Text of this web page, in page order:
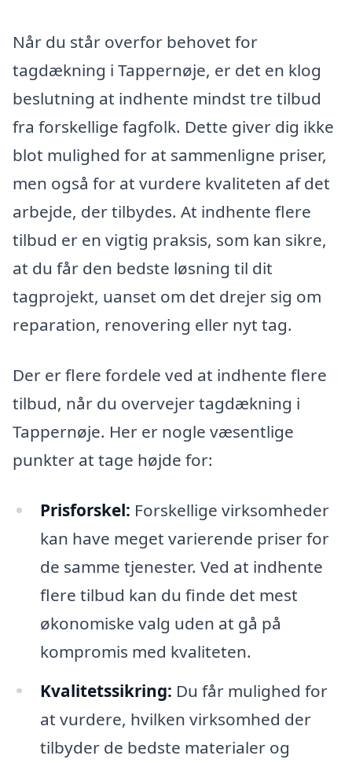
Når du står overfor behovet for
tagdækning i Tappernøje, er det en klog
beslutning at indhente mindst tre tilbud
fra forskellige fagfolk. Dette giver dig ikke
blot mulighed for at sammenligne priser,
men også for at vurdere kvaliteten af det
arbejde, der tilbydes. At indhente flere
tilbud er en vigtig praksis, som kan sikre,
at du får den bedste løsning til dit
tagprojekt, uanset om det drejer sig om
reparation, renovering eller nyt tag.
Der er flere fordele ved at indhente flere
tilbud, når du overvejer tagdækning i
Tappernøje. Her er nogle væsentlige
punkter at tage højde for:
Prisforskel: Forskellige virksomheder
kan have meget varierende priser for
de samme tjenester. Ved at indhente
flere tilbud kan du finde det mest
økonomiske valg uden at gå på
kompromis med kvaliteten.
Kvalitetssikring: Du får mulighed for
at vurdere, hvilken virksomhed der
tilbyder de bedste materialer og